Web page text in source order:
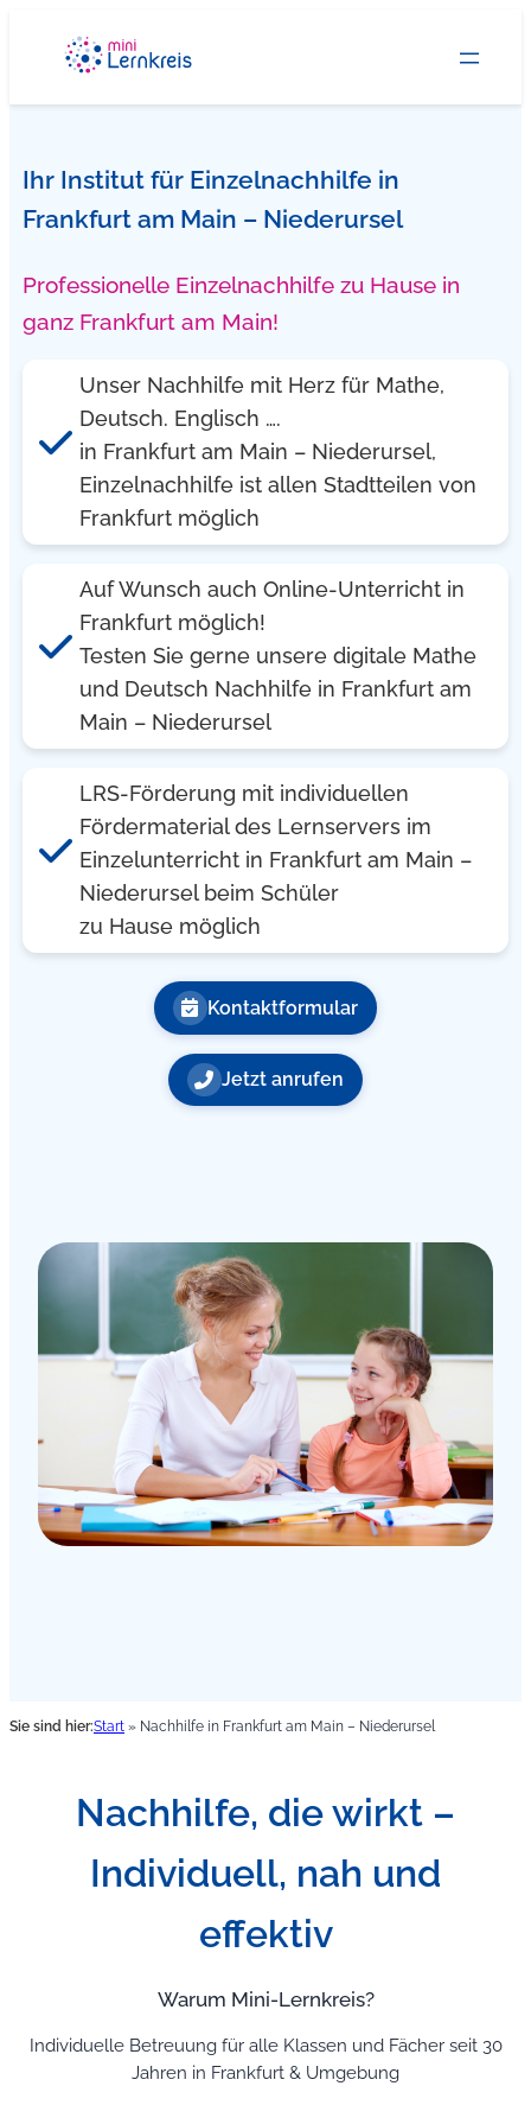
springen
Ihr Institut für Einzelnachhilfe in
Frankfurt am Main – Niederursel
Professionelle Einzelnachhilfe zu Hause in
ganz Frankfurt am Main!
Unser Nachhilfe mit Herz für Mathe,
Deutsch. Englisch ….
in Frankfurt am Main – Niederursel,
Einzelnachhilfe ist allen Stadtteilen von
Frankfurt möglich
Auf Wunsch auch Online-Unterricht in
Frankfurt möglich!
Testen Sie gerne unsere digitale Mathe
und Deutsch Nachhilfe in Frankfurt am
Main – Niederursel
LRS-Förderung mit individuellen
Fördermaterial des Lernservers im
Einzelunterricht in Frankfurt am Main –
Niederursel beim Schüler
zu Hause möglich
Kontaktformular
Jetzt anrufen
Sie sind hier:Start » Nachhilfe in Frankfurt am Main – Niederursel
Nachhilfe, die wirkt –
Individuell, nah und
effektiv
Warum Mini-Lernkreis?
Individuelle Betreuung für alle Klassen und Fächer seit 30
Jahren in Frankfurt & Umgebung